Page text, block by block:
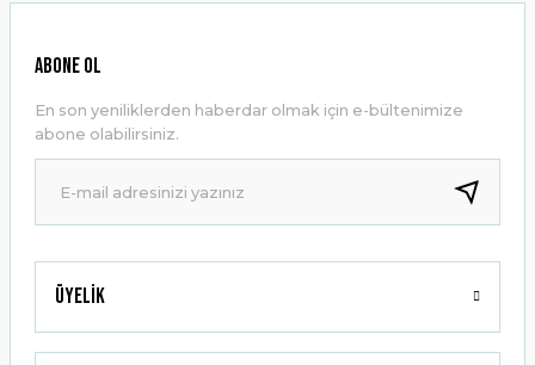
Ürün resmi kalitesiz, bozuk veya görüntülenemiyor.
Ürün bilgilerinde hatalar bulunuyor.
Ürün fiyatı diğer sitelerden daha pahalı.
Bu ürüne benzer farklı alternatifler olmalı.
Gönder
Üyelik
ABONE OL
En son yeniliklerden haberdar olmak için e-bültenimize
abone olabilirsiniz.